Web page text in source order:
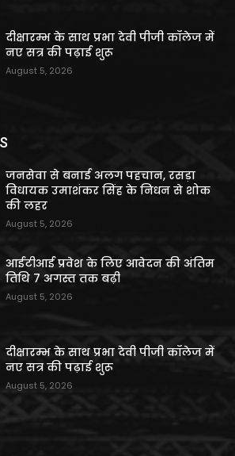
दीक्षारम्भ के साथ प्रभा देवी पीजी कॉलेज में
नए सत्र की पढ़ाई शुरू
August 5, 2026
जनसेवा से बनाई अलग पहचान, रसड़ा
विधायक उमाशंकर सिंह के निधन से शोक
की लहर
August 5, 2026
आईटीआई प्रवेश के लिए आवेदन की अंतिम
तिथि 7 अगस्त तक बढ़ी
August 5, 2026
दीक्षारम्भ के साथ प्रभा देवी पीजी कॉलेज में
नए सत्र की पढ़ाई शुरू
August 5, 2026